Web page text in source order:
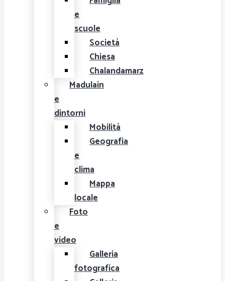
e
scuole
Società
Chiesa
Chalandamarz
Madulain
e
dintorni
Mobilità
Geografia
e
clima
Mappa
locale
Foto
e
video
Galleria
fotografica